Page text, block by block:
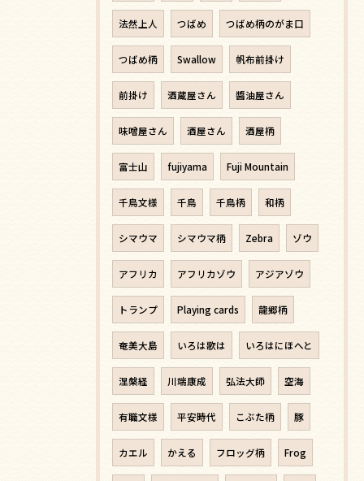
法然上人 つばめ つばめ柄のがま口
つばめ柄 Swallow 帆布前掛け
前掛け 酒蔵屋さん 醬油屋さん
味噌屋さん 酒屋さん 酒屋柄
富士山 fujiyama Fuji Mountain
千鳥文様 千鳥 千鳥柄 和柄
シマウマ シマウマ柄 Zebra ゾウ
アフリカ アフリカゾウ アジアゾウ
トランプ Playing cards 龍郷柄
奄美大島 いろは歌は いろはにほへと
涅槃経 川端康成 弘法大師 空海
有職文様 平安時代 こぶた柄 豚
カエル かえる フロッグ柄 Frog